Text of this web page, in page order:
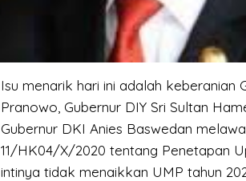
Isu menarik hari ini adalah keberanian
Pranowo, Gubernur DIY Sri Sultan
Gubernur DKI Anies Baswedan
11/HK04/X/2020 tentang Penetapan
intinya tidak menaikkan UMP tahun